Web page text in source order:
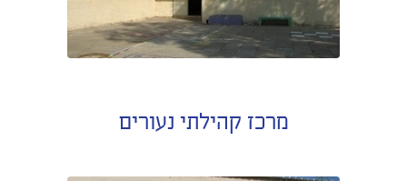
מרכז קהילתי נעורים